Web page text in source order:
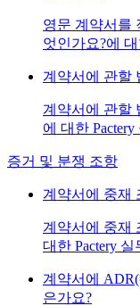
영문 계약서를
엇인가요?에
계약서에 관할
계약서에 관할
에 대한
증거 및 분쟁 조항
계약서에 중재
계약서에 중재
대한 Pactery 실
계약서에
은가요?